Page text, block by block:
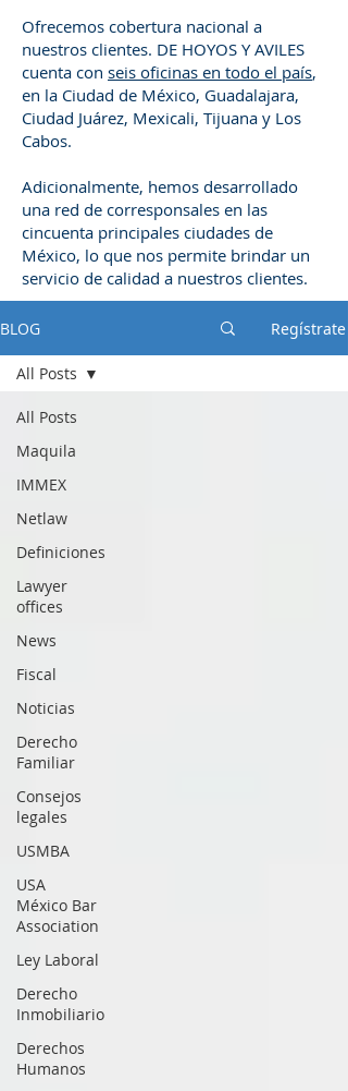
Ofrecemos cobertura nacional a
nuestros clientes. DE HOYOS Y AVILES
cuenta con seis oficinas en todo el país,
en la Ciudad de México, Guadalajara,
Ciudad Juárez, Mexicali, Tijuana y Los
Cabos.
Adicionalmente, hemos desarrollado
una red de corresponsales en las
cincuenta principales ciudades de
México, lo que nos permite brindar un
servicio de calidad a nuestros clientes.
BLOG Regístrate
All Posts
Maquila
IMMEX
Netlaw
Definiciones
Lawyer
offices
News
Fiscal
Noticias
Derecho
Familiar
Consejos
legales
USMBA
USA
México Bar
Association
Ley Laboral
Derecho
Inmobiliario
Derechos
Humanos
All Posts